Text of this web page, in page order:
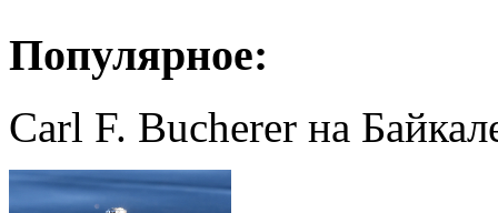
Популярное:
Carl F. Bucherer на